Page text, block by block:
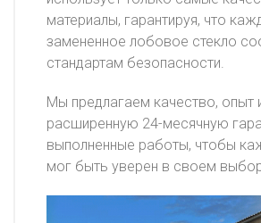
материалы, гарантируя, что
замененное лобовое стекло
стандартам безопасности.
Мы предлагаем качество, опыт
расширенную 24-месячную
выполненные работы, чтобы
мог быть уверен в своем